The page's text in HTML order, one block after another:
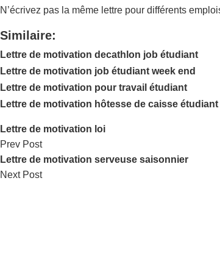
N’écrivez pas la même lettre pour différents
Similaire:
Lettre de motivation decathlon job étudiant
Lettre de motivation job étudiant week end
Lettre de motivation pour travail étudiant
Lettre de motivation hôtesse de caisse étudiant
Lettre de motivation loi
Prev Post
Lettre de motivation serveuse saisonnier
Next Post